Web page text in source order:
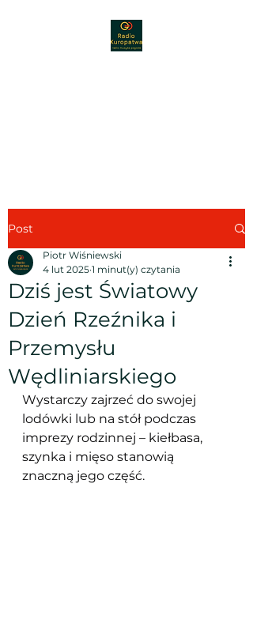
Post
Dziś jest Światowy
Dzień Rzeźnika i
Przemysłu
Wędliniarskiego
Piotr Wiśniewski
4 lut 2025 1 minut(y) czytania
Wystarczy zajrzeć do swojej
lodówki lub na stół podczas
imprezy rodzinnej – kiełbasa,
szynka i mięso stanowią
znaczną jego część.